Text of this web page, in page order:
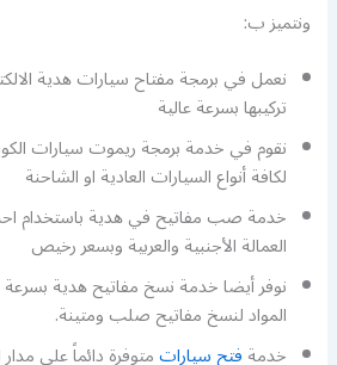
ونتميز ب:
نعمل في برمجة مفتاح سيارات هدية
تركيبها بسرعة عالية
نقوم في خدمة برمجة ريموت سيارات
لكافة أنواع السيارات العادية او الشاحنة
خدمة صب مفاتيح في هدية باستخدام
العمالة الأجنبية والعربية وبسعر رخيص
نوفر أيضا خدمة نسخ مفاتيح هدية
المواد لنسخ مفاتيح صلب ومتينة.
خدمةفتح سياراتمتوفرة دائماً على